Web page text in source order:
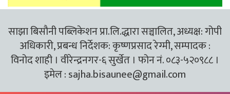
साझा बिसौनी पब्लिकेशन प्रा.लि.द्धारा सञ्चालित, अध्यक्ष: गोपी
अधिकारी, प्रबन्ध निर्देशक: कृष्णप्रसाद रेग्मी, सम्पादक :
विनोद शाही । वीरेन्द्रनगर-६ सुर्खेत । फोन नं. ०८३-५२०९८८ ।
इमेल :sajha.bisaunee@gmail.com